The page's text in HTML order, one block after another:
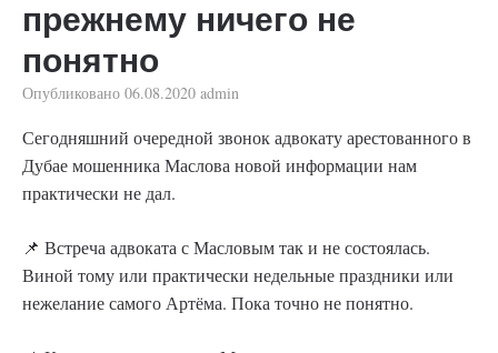
прежнему ничего не
понятно
Опубликовано 06.08.2020 admin
Сегодняшний очередной звонок адвокату арестованного в
Дубае мошенника Маслова новой информации нам
практически не дал.
📌 Встреча адвоката с Масловым так и не состоялась.
Виной тому или практически недельные праздники или
нежелание самого Артёма. Пока точно не понятно.